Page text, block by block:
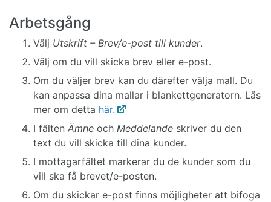
Arbetsgång
Välj Utskrift – Brev/e-post till kunder.
Välj om du vill skicka brev eller e-post.
Om du väljer brev kan du därefter välja mall. Du
kan anpassa dina mallar i blankettgeneratorn. Läs
mer om detta här.
I fälten Ämne och Meddelande skriver du den
text du vill skicka till dina kunder.
I mottagarfältet markerar du de kunder som du
vill ska få brevet/e-posten.
Om du skickar e-post finns möjligheter att bifoga